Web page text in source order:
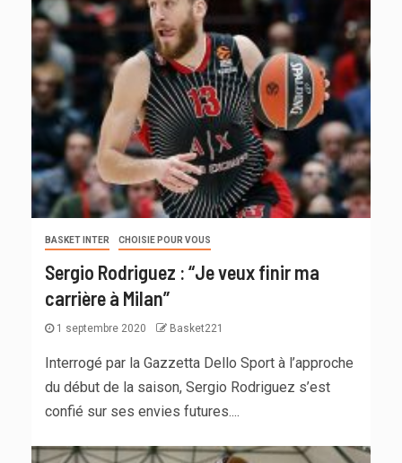
BASKET INTER CHOISIE POUR VOUS
Sergio Rodriguez : “Je veux finir ma
carrière à Milan”
1 septembre 2020 Basket221
Interrogé par la Gazzetta Dello Sport à l’approche
du début de la saison, Sergio Rodriguez s’est
confié sur ses envies futures....